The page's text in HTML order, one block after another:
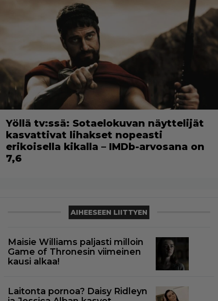
Yöllä tv:ssä: Sotaelokuvan näyttelijät
kasvattivat lihakset nopeasti
erikoisella kikalla – IMDb-arvosana on
7,6
AIHEESEEN LIITTYEN
Maisie Williams paljasti milloin
Game of Thronesin viimeinen
kausi alkaa!
Laitonta pornoa? Daisy Ridleyn